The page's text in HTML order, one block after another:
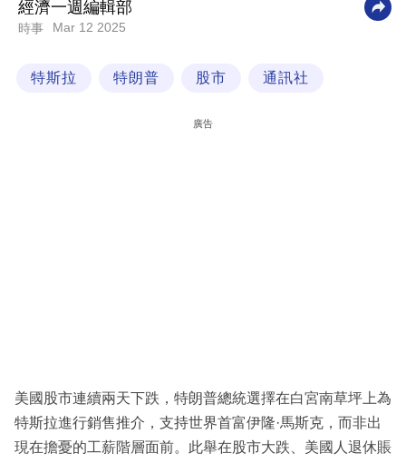
科
區
經濟一週編輯部
時事 Mar 12 2025
特斯拉 特朗普 股市 通訊社
廣告
美國股市連續兩天下跌，特朗普總統選擇在白宮南草坪上為
特斯拉進行銷售推介，支持世界首富伊隆·馬斯克，而非出
現在擔憂的工薪階層面前。此舉在股市大跌、美國人退休賬